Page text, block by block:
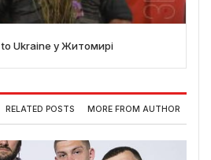
to Ukraine у Житомирі
RELATED POSTS MORE FROM AUTHOR